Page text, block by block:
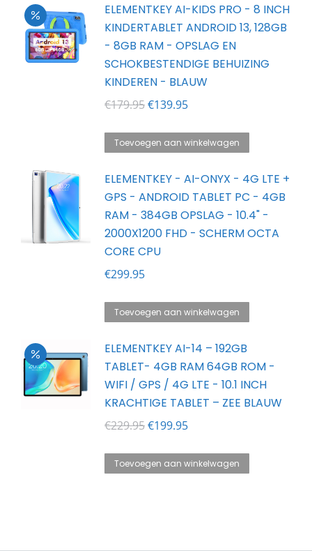
ELEMENTKEY AI-KIDS PRO - 8 INCH
KINDERTABLET ANDROID 13, 128GB
- 8GB RAM - OPSLAG EN
SCHOKBESTENDIGE BEHUIZING
KINDEREN - BLAUW
€179.95Oorspronkelijke
was:
€139.95Huidige
is:
Toevoegen aan winkelwagen
ELEMENTKEY - AI-ONYX - 4G LTE +
GPS - ANDROID TABLET PC - 4GB
RAM - 384GB OPSLAG - 10.4" -
2000X1200 FHD - SCHERM OCTA
CORE CPU
€299.95
Toevoegen aan winkelwagen
ELEMENTKEY AI-14 – 192GB
TABLET- 4GB RAM 64GB ROM -
WIFI / GPS / 4G LTE - 10.1 INCH
KRACHTIGE TABLET – ZEE BLAUW
€229.95Oorspronkelijke
was:
€199.95Huidige
is:
Toevoegen aan winkelwagen